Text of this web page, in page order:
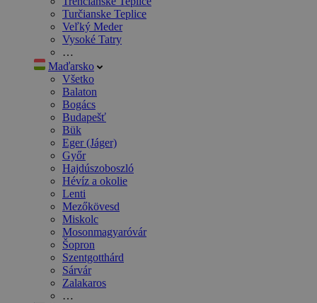
Turčianske Teplice
Veľký Meder
Vysoké Tatry
…
Maďarsko
Všetko
Balaton
Bogács
Budapešť
Bük
Eger (Jáger)
Győr
Hajdúszoboszló
Hévíz a okolie
Lenti
Mezőkövesd
Miskolc
Mosonmagyaróvár
Šopron
Szentgotthárd
Sárvár
Zalakaros
…